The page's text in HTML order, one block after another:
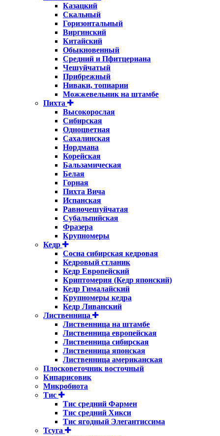
Казацкий
Скальный
Горизонтальный
Виргинский
Китайский
Обыкновенный
Средний и Пфитцериана
Чешуйчатый
Прибрежный
Ниваки, топиарии
Можжевельник на штамбе
Пихта
Высокорослая
Сибирская
Одноцветная
Сахалинская
Нордмана
Корейская
Бальзамическая
Белая
Горная
Пихта Вича
Испанская
Равночешуйчатая
Субальпийская
Фразера
Крупномеры
Кедр
Сосна сибирская кедровая
Кедровый стланик
Кедр Европейский
Криптомерия (Кедр японский)
Кедр Гималайский
Крупномеры кедра
Кедр Ливанский
Лиственница
Лиственница на штамбе
Лиственница европейская
Лиственница сибирская
Лиственница японская
Лиственница американская
Плосковеточник восточный
Кипарисовик
Микробиота
Тис
Тис средний Фармен
Тис средний Хикси
Тис ягодный Элегантиссима
Тсуга